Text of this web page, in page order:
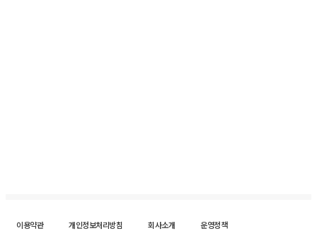
이용약관 개인정보처리방침 회사소개
운영정책